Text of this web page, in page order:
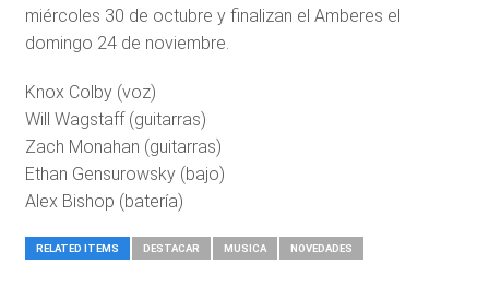
miércoles 30 de octubre y finalizan el Amberes el
domingo 24 de noviembre.
Knox Colby (voz)
Will Wagstaff (guitarras)
Zach Monahan (guitarras)
Ethan Gensurowsky (bajo)
Alex Bishop (batería)
RELATED ITEMS DESTACAR MUSICA NOVEDADES